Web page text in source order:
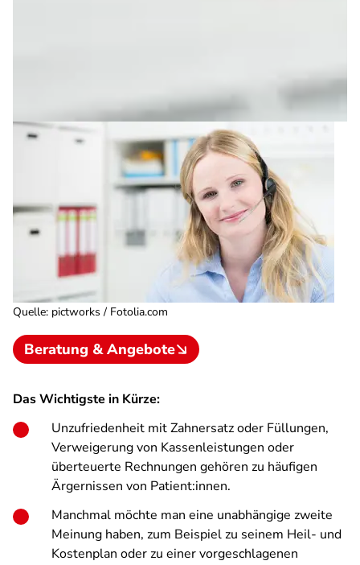
Quelle: pictworks / Fotolia.com
Beratung & Angebote
Das Wichtigste in Kürze:
Unzufriedenheit mit Zahnersatz oder Füllungen,
Verweigerung von Kassenleistungen oder
überteuerte Rechnungen gehören zu häufigen
Ärgernissen von Patient:innen.
Manchmal möchte man eine unabhängige zweite
Meinung haben, zum Beispiel zu seinem Heil- und
Kostenplan oder zu einer vorgeschlagenen